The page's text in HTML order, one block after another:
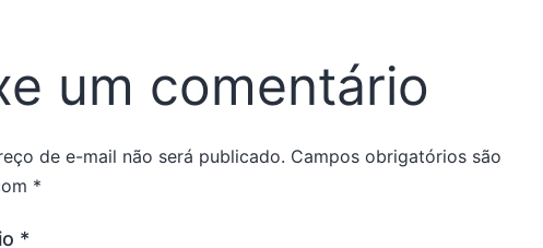
um comentário
de e-mail não será publicado. Campos obrigatórios são
*
*